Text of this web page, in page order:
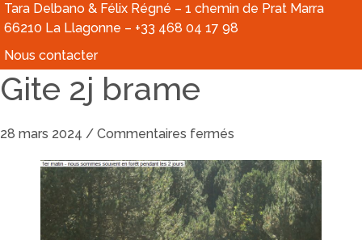
Tara Delbano & Félix Régné – 1 chemin de Prat Marra
66210 La Llagonne – +33 468 04 17 98
Nous contacter
Gite 2j brame
28 mars 2024 / Commentaires fermés